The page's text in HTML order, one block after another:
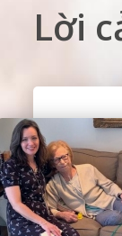
Lời